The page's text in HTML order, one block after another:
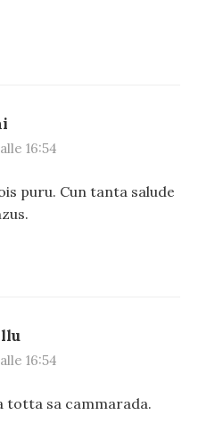
16:54
puru. Cun tanta salude
16:54
totta sa cammarada.